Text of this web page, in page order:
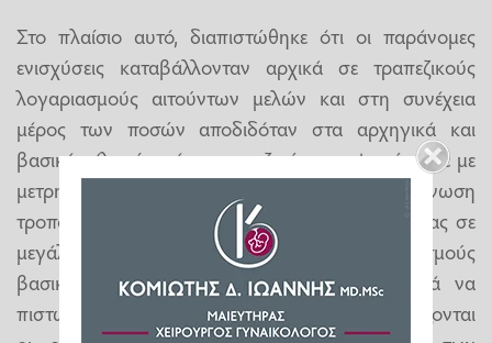
Στο πλαίσιο αυτό, διαπιστώθηκε ότι οι παράνομες
ενισχύσεις καταβάλλονταν αρχικά σε τραπεζικούς
λογαριασμούς αιτούντων μελών και στη συνέχεια
μέρος των ποσών αποδιδόταν στα αρχηγικά και
βασικά μέλη είτε μέσω τραπεζικών μεταφορών είτε με
μετρητά. Ωστόσο, από το 2022 και μετά, η οργάνωση
τροποποίησε τη μεθοδολογία της, καταχωρώντας σε
μεγάλο αριθμό αιτήσεων τραπεζικούς λογαριασμούς
βασικών ή αρχηγικών μελών, ώστε τα ποσά να
πιστώνονται απευθείας σε αυτούς και να περιορίζονται